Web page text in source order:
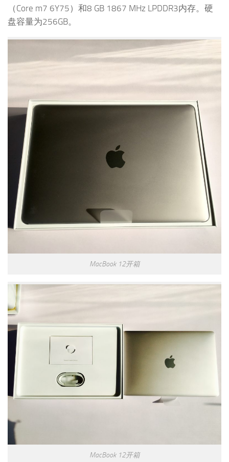
（Core m7 6Y75）和8 GB 1867 MHz LPDDR3内存。硬
盘容量为256GB。
MacBook 12开箱
MacBook 12开箱